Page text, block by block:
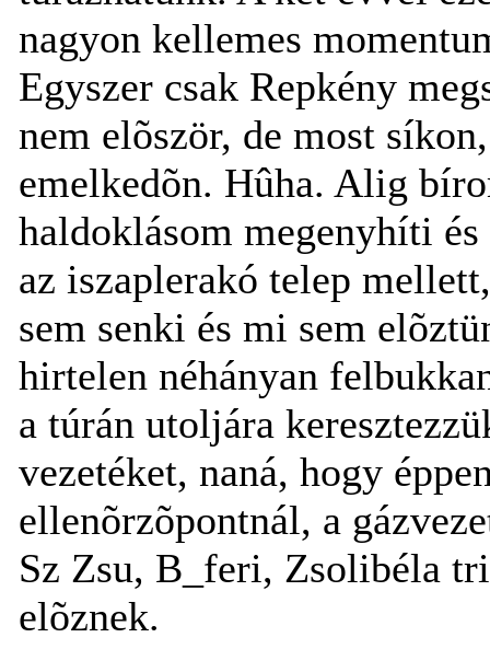
nagyon kellemes
Egyszer csak Repkény
nem elõször, de most
emelkedõn. Hûha. Alig
haldoklásom megenyhíti
az iszaplerakó telep
sem senki és mi sem
hirtelen néhányan
a túrán utoljára
vezetéket, naná, hogy
ellenõrzõpontnál, a
Sz Zsu, B_feri, Zsolibéla
elõznek.